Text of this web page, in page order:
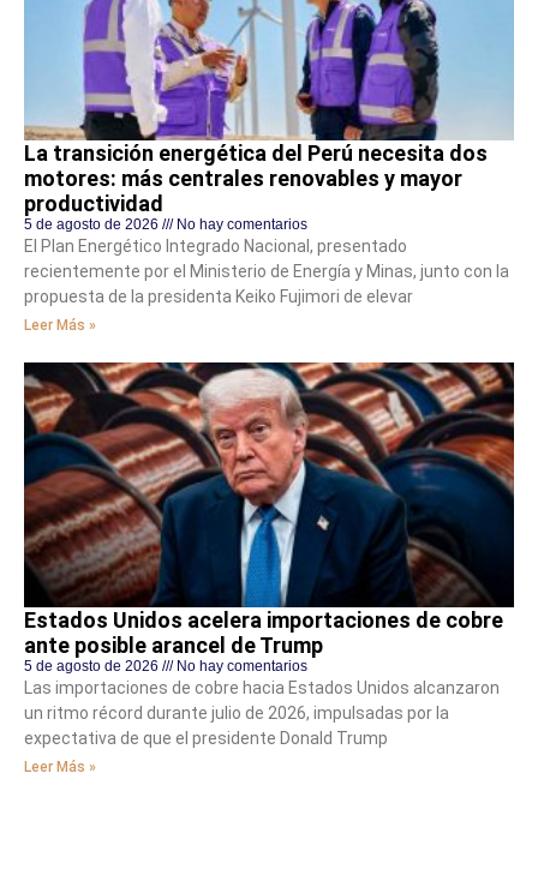
La transición energética del Perú necesita dos
motores: más centrales renovables y mayor
productividad
5 de agosto de 2026 No hay comentarios
El Plan Energético Integrado Nacional, presentado
recientemente por el Ministerio de Energía y Minas, junto con la
propuesta de la presidenta Keiko Fujimori de elevar
Leer Más »
Estados Unidos acelera importaciones de cobre
ante posible arancel de Trump
5 de agosto de 2026 No hay comentarios
Las importaciones de cobre hacia Estados Unidos alcanzaron
un ritmo récord durante julio de 2026, impulsadas por la
expectativa de que el presidente Donald Trump
Leer Más »